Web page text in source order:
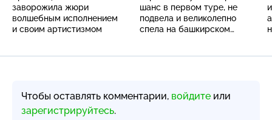
заворожила жюри
волшебным исполнением
и своим артистизмом
шанс в первом туре, не
подвела и великолепно
спела на башкирском
Чтобы оставлять комментарии, войдите или
зарегистрируйтесь.